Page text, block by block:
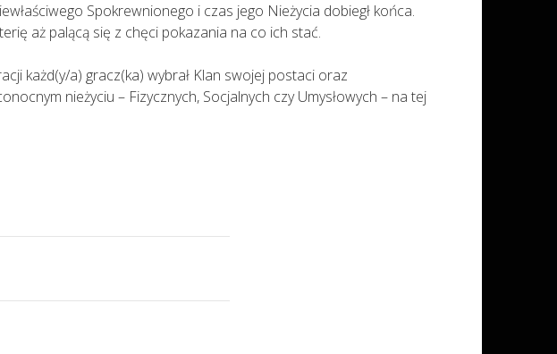
Spokrewnionego i czas jego Nieżycia dobiegł końca.
aż palącą się z chęci pokazania na co ich stać.
każd(y/a) gracz(ka) wybrał Klan swojej postaci oraz
nieżyciu – Fizycznych, Socjalnych czy Umysłowych – na tej